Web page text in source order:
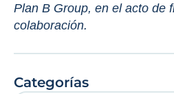
Plan B Group, en el acto de
colaboración.
Categorías